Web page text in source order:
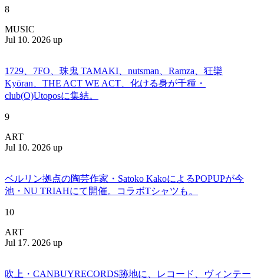
8
MUSIC
Jul 10. 2026 up
1729、7FO、珠鬼 TAMAKI、nutsman、Ramza、狂欒
Kyōran、THE ACT WE ACT、化ける身が千種・
club(O)Utoposに集結。
9
ART
Jul 10. 2026 up
ベルリン拠点の陶芸作家・Satoko KakoによるPOPUPが今
池・NU TRIAHにて開催。コラボTシャツも。
10
ART
Jul 17. 2026 up
吹上・CANBUYRECORDS跡地に、レコード、ヴィンテー